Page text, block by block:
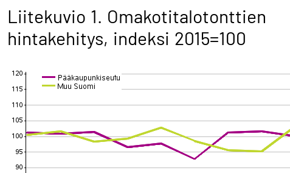
Liitekuvio 1. Omakotitalotonttien
hintakehitys, indeksi 2015=100